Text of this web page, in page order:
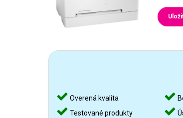
Overená kvalita
Testované produkty